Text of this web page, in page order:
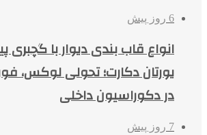
6 روز پیش
انواع قاب بندی دیوار با
یورتان دکارت؛ تحولی لوکس،
در دکوراسیون داخلی
7 روز پیش